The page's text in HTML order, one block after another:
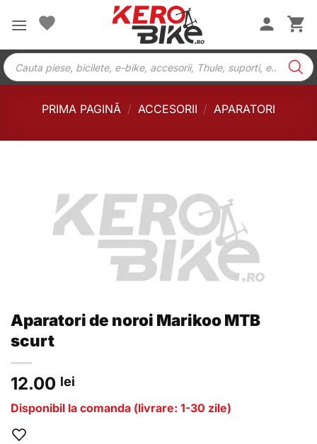
Products
search
PRIMA PAGINĂ / ACCESORII / APARATORI
Aparatori de noroi Marikoo MTB
scurt
12.00 lei
Disponibil la comanda (livrare: 1-30 zile)